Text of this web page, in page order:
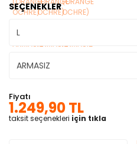
SEÇENEKLER
Fiyatı
1.249,90 TL
taksit seçenekleri için tıkla